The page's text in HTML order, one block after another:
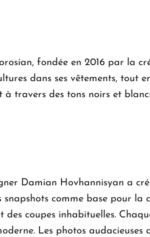
fondée en 2016 par la
dans ses vêtements, tout
travers des tons noirs et
Damian Hovhannisyan a
comme base pour la
coupes inhabituelles.
Les photos audacieuses